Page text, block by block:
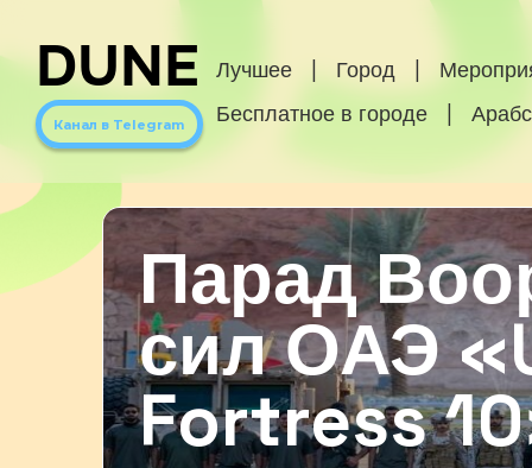
DUNE
Канал в Telegram
Лучшее Город
Бесплатное в городе
Парад
сил ОАЭ
Fortress